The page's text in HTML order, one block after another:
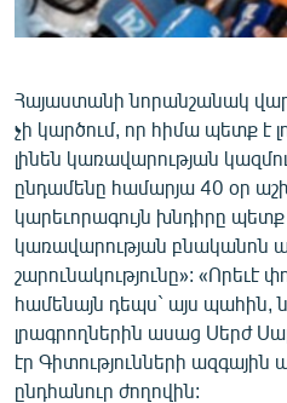
ՏՏ ԵՒ ԻՆՏԵՐՆԵՏ
ԱՐԽԻՎ
ՏԵՍԱՆՅՈՒԹԵՐ
ԲԱՆԱՎԵՃ
ՁԳՏԵԼՈՎ ԼԱՎԱԳՈՒՅՆԻՆ
ՓՈԴՔԱՍԹ
Հայերեն
English
Հայաստանի նորանշանակ
չի կարծում, որ հիմա պետք է
լինեն կառավարության
ընդամենը համարյա 40 օր
կարեւորագույն խնդիրը պետք
կառավարության բնականոն
շարունակությունը»: «Որեւէ
համենայն դեպս` այս պահին,
լրագրողներին ասաց Սերժ
էր Գիտությունների
ընդհանուր ժողովին: